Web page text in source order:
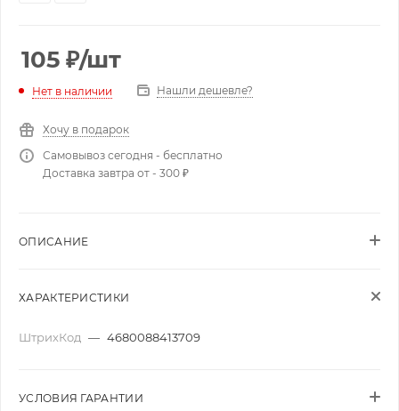
105 ₽/шт
Нет в наличии Нашли дешевле?
Хочу в подарок
Самовывоз сегодня - бесплатно
Доставка завтра от - 300 ₽
ОПИСАНИЕ
ХАРАКТЕРИСТИКИ
ШтрихКод — 4680088413709
УСЛОВИЯ ГАРАНТИИ